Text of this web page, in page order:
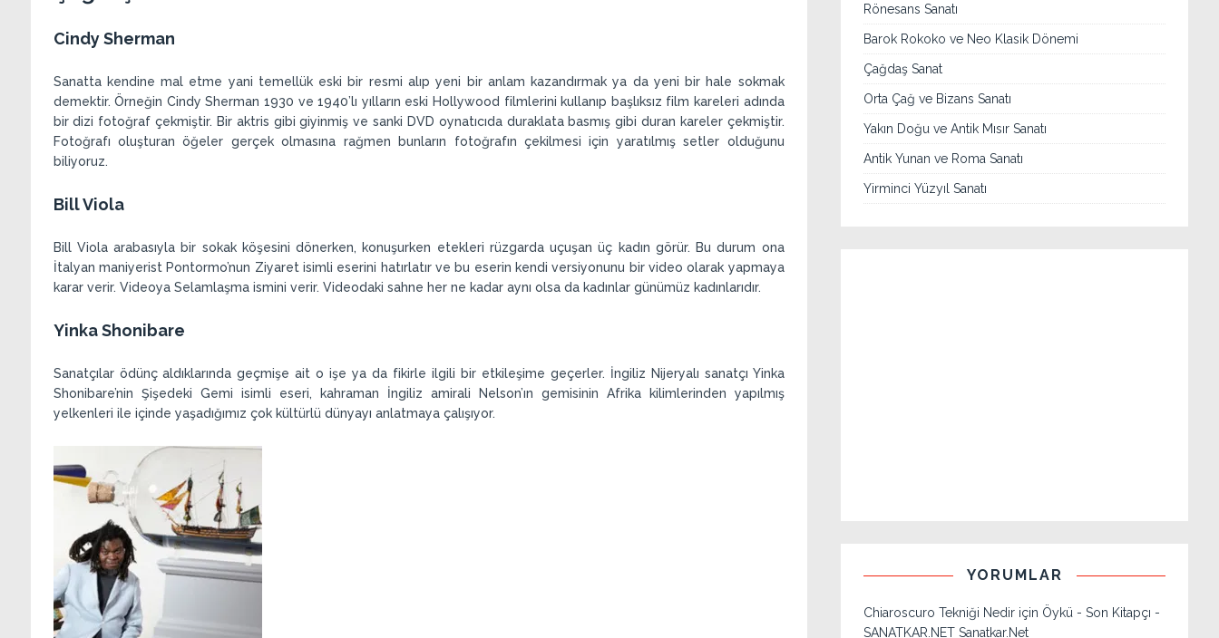
Cindy Sherman
Sanatta kendine mal etme yani temellük eski bir resmi alıp yeni bir anlam kazandırmak ya da yeni bir hale sokmak
demektir. Örneğin Cindy Sherman 1930 ve 1940’lı yılların eski Hollywood filmlerini kullanıp başlıksız film kareleri adında
bir dizi fotoğraf çekmiştir. Bir aktris gibi giyinmiş ve sanki DVD oynatıcıda duraklata basmış gibi duran kareler çekmiştir.
Fotoğrafı oluşturan öğeler gerçek olmasına rağmen bunların fotoğrafın çekilmesi için yaratılmış setler olduğunu
biliyoruz.
Bill Viola
Bill Viola arabasıyla bir sokak köşesini dönerken, konuşurken etekleri rüzgarda uçuşan üç kadın görür. Bu durum ona
İtalyan maniyerist Pontormo’nun Ziyaret isimli eserini hatırlatır ve bu eserin kendi versiyonunu bir video olarak yapmaya
karar verir. Videoya Selamlaşma ismini verir. Videodaki sahne her ne kadar aynı olsa da kadınlar günümüz kadınlarıdır.
Yinka Shonibare
Sanatçılar ödünç aldıklarında geçmişe ait o işe ya da fikirle ilgili bir etkileşime geçerler. İngiliz Nijeryalı sanatçı Yinka
Shonibare’nin Şişedeki Gemi isimli eseri, kahraman İngiliz amirali Nelson’ın gemisinin Afrika kilimlerinden yapılmış
yelkenleri ile içinde yaşadığımız çok kültürlü dünyayı anlatmaya çalışıyor.
Rönesans Sanatı
Barok Rokoko ve Neo Klasik Dönemi
Çağdaş Sanat
Orta Çağ ve Bizans Sanatı
Yakın Doğu ve Antik Mısır Sanatı
Antik Yunan ve Roma Sanatı
Yirminci Yüzyıl Sanatı
YORUMLAR
Chiaroscuro Tekniği Nedir için Öykü - Son Kitapçı -
SANATKAR.NET Sanatkar.Net